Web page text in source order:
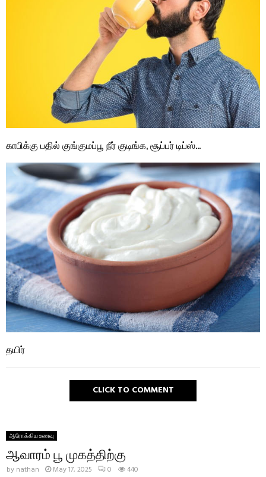
காபிக்கு பதில் குங்குமப்பூ நீர் குடிங்க, சூப்பர் டிப்ஸ்…
தயிர்
CLICK TO COMMENT
ஆரோக்கிய உணவு
ஆவாரம் பூ முகத்திற்கு
by nathan May 17, 2025 0 440